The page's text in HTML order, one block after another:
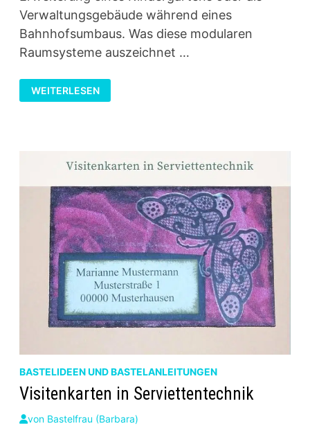
Verwaltungsgebäude während eines
Bahnhofsumbaus. Was diese modularen
Raumsysteme auszeichnet …
WAS
SIND
SYSTEMCONTAINER
NUTZEN?
WEITERLESEN
BASTELIDEEN UND BASTELANLEITUNGEN
Visitenkarten in Serviettentechnik
von Bastelfrau (Barbara)